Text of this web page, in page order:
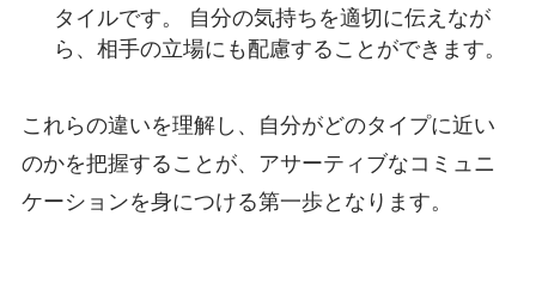
タイルです。 自分の気持ちを適切に伝えなが
ら、相手の立場にも配慮することができます。
これらの違いを理解し、自分がどのタイプに近い
のかを把握することが、アサーティブなコミュニ
ケーションを身につける第一歩となります。